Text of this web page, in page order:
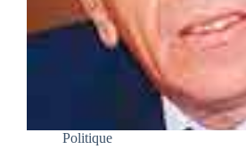
Politique